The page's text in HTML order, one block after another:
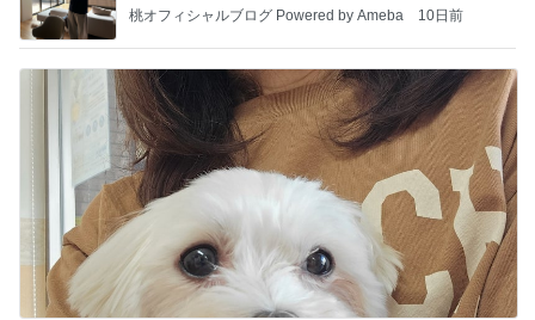
桃オフィシャルブログ Powered by Ameba 10日前